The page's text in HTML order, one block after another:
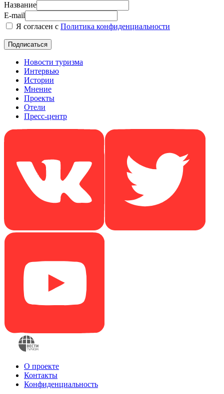
Название
E-mail
Я согласен с Политика конфиденциальности
Новости туризма
Интервью
Истории
Мнение
Проекты
Отели
Пресс-центр
О проекте
Контакты
Конфиденциальность